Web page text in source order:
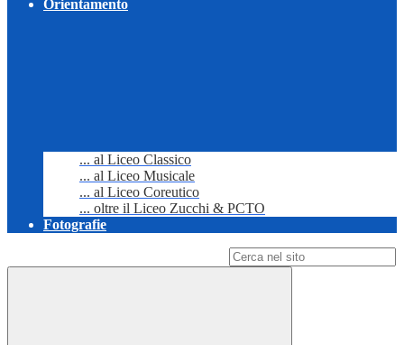
Orientamento
... al Liceo Classico
... al Liceo Musicale
... al Liceo Coreutico
... oltre il Liceo Zucchi & PCTO
Fotografie